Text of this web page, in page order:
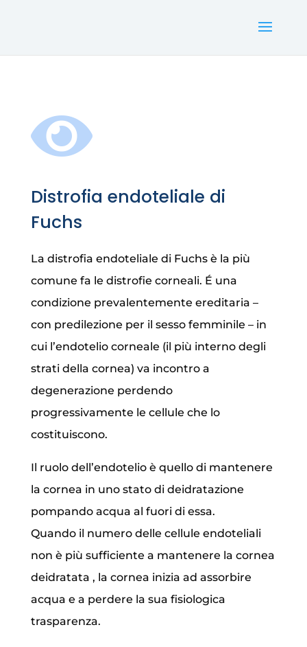

Distrofia endoteliale di
Fuchs
La distrofia endoteliale di Fuchs è la più
comune fa le distrofie corneali. É una
condizione prevalentemente ereditaria –
con predilezione per il sesso femminile – in
cui l’endotelio corneale (il più interno degli
strati della cornea) va incontro a
degenerazione perdendo
progressivamente le cellule che lo
costituiscono.
Il ruolo dell’endotelio è quello di mantenere
la cornea in uno stato di deidratazione
pompando acqua al fuori di essa.
Quando il numero delle cellule endoteliali
non è più sufficiente a mantenere la cornea
deidratata , la cornea inizia ad assorbire
acqua e a perdere la sua fisiologica
trasparenza.